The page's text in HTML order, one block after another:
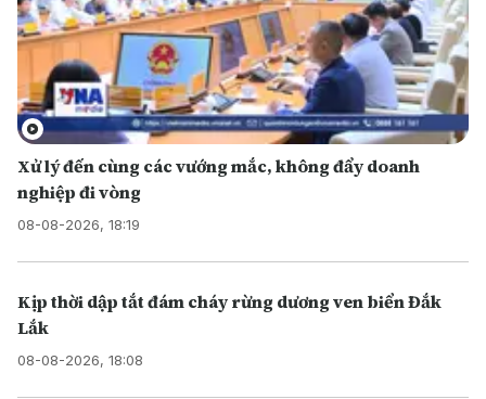
Xử lý đến cùng các vướng mắc, không đẩy doanh
nghiệp đi vòng
08-08-2026, 18:19
Kịp thời dập tắt đám cháy rừng dương ven biển Đắk
Lắk
08-08-2026, 18:08